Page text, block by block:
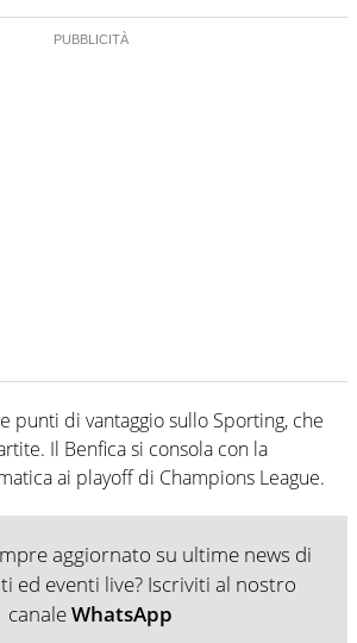
punti di vantaggio sullo Sporting, che
Il Benfica si consola con la
ai playoff di Champions League.
aggiornato su ultime news di
ed eventi live? Iscriviti al nostro
canaleWhatsApp